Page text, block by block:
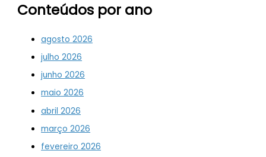
Conteúdos por ano
agosto 2026
julho 2026
junho 2026
maio 2026
abril 2026
março 2026
fevereiro 2026